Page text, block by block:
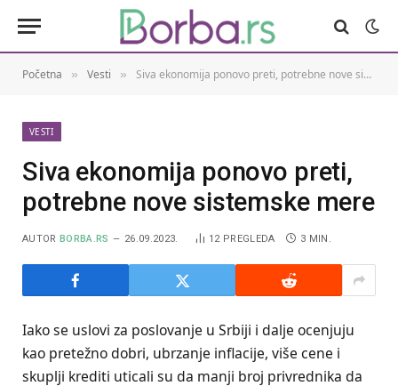
Početna » Vesti » Siva ekonomija ponovo preti, potrebne nove sistemske mere
VESTI
Siva ekonomija ponovo preti,
potrebne nove sistemske mere
AUTOR BORBA.RS 26.09.2023. 12 PREGLEDA 3 MIN.
Iako se uslovi za poslovanje u Srbiji i dalje ocenjuju
kao pretežno dobri, ubrzanje inflacije, više cene i
skuplji krediti uticali su da manji broj privrednika da